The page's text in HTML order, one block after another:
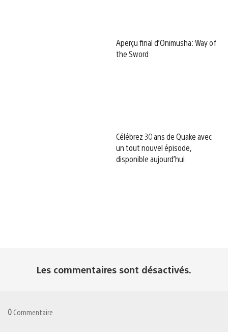
Aperçu final d’Onimusha: Way of
the Sword
Célébrez 30 ans de Quake avec
un tout nouvel épisode,
disponible aujourd’hui
Les commentaires sont désactivés.
0 Commentaire